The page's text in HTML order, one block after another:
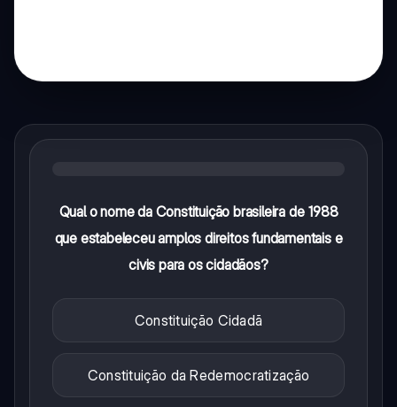
Qual o nome da Constituição brasileira de 1988
que estabeleceu amplos direitos fundamentais e
civis para os cidadãos?
Constituição Cidadã
Constituição da Redemocratização